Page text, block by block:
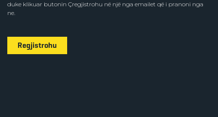
duke klikuar butonin Çregjistrohu në një nga emailet që i pranoni nga
ne.
Regjistrohu